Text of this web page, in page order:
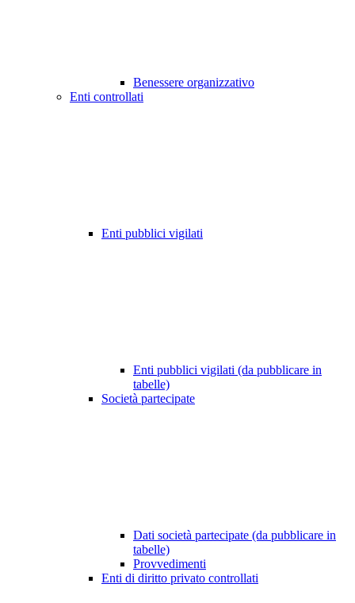
Benessere organizzativo
Enti controllati
Enti pubblici vigilati
Enti pubblici vigilati (da pubblicare in
tabelle)
Società partecipate
Dati società partecipate (da pubblicare in
tabelle)
Provvedimenti
Enti di diritto privato controllati